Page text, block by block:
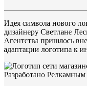
Идея символа нового
дизайнеру Светлане
Агентства пришлось
адаптации логотипа к